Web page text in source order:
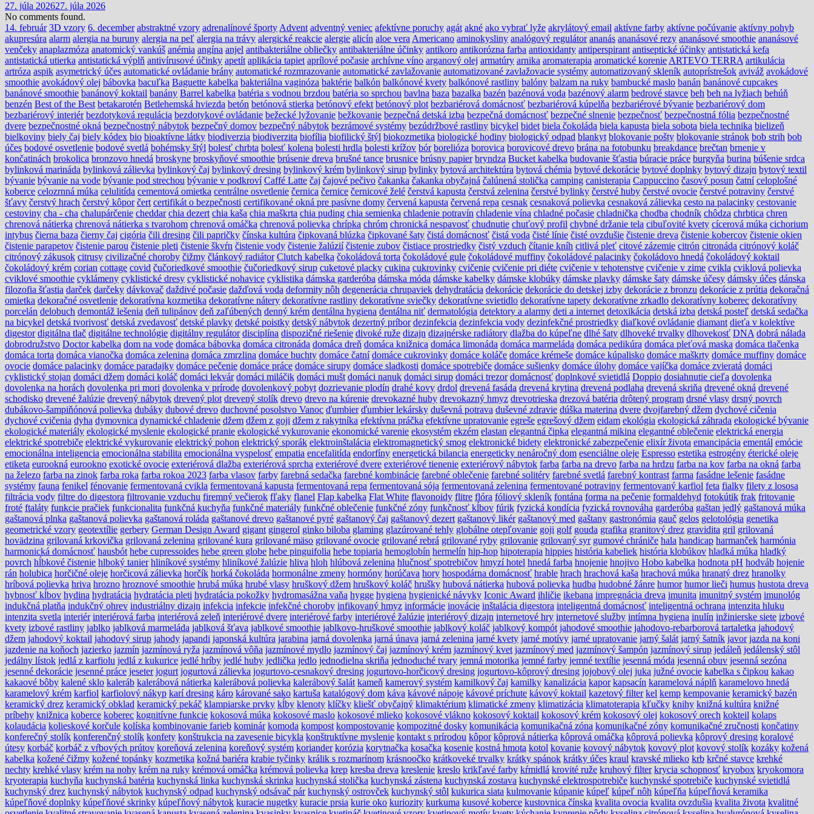
27. júla 202627. júla 2026
No comments found.
14. február 3D vzory 6. december abstraktné vzory adrenalínové športy Advent adventný veniec afektívne poruchy agát akné ako vybrať lyže akrylátový email aktívne farby aktívne počúvanie aktívny pohyb
akupresúra alarm alergia na buruny alergia na peľ alergia na trávy alergické reakcie alergie alicín aloe vera Americano aminokysliny analógový regulátor ananás ananásové rezy ananásové smoothie ananásové
venčeky anaplazmóza anatomický vankúš anémia angína anjel antibakteriálne obliečky antibakteriálne účinky antikoro antikorózna farba antioxidanty antiperspirant antiseptické účinky antistatická kefa
antistatická utierka antistatická výplň antivírusové účinky apetít aplikácia tapiet aprílové počasie archívne víno arganový olej armatúry arnika aromaterapia aromatické korenie ARTEVO TERRA artikulácia
artróza aspik asymetrický účes automatické ovládanie brány automatické rozmrazovanie automatické zavlažovanie automatizované zavlažovacie systémy automatizovaný skleník autoprístrešok aviváž avokádové
smoothie avokádový olej bábovka bacuľka Baguette kabelka bakteriálna vaginóza baktérie balkón balkónové kvety balkónové rastliny balóny balzam na ruky bambucké maslo banán banánové cupcakes
banánové smoothie banánový koktail banány Barrel kabelka batéria s vodnou brzdou batéria so sprchou bavlna baza bazalka bazén bazénová voda bazénový alarm bedrové stavce beh beh na lyžiach behúň
benzén Best of the Best betakarotén Betlehemská hviezda betón betónová stierka betónový efekt betónový plot bezbariérová domácnosť bezbariérová kúpelňa bezbariérové bývanie bezbariérový dom
bezbariérový interiér bezdotyková regulácia bezdotykové ovládanie bežecké lyžovanie bežkovanie bezpečná detská izba bezpečná domácnosť bezpečné slnenie bezpečnosť bezpečnostná fólia bezpečnostné
dvere bezpečnostné okná bezpečnostný nábytok bezpečný domov bezpečný nábytok bezrámové systémy bezúdržbové rastliny bicykel bidet biela čokoláda biela kapusta biela sobota biela technika bielizeň
bielkoviny biely čaj biely kódex bio bioaktívne látky biodiverzia biodiverzita biofília biofilický štýl biokozmetika biologické hodiny biologický odpad blankyt blokovanie pošty blokovanie stránok bob strih bob
účes bodové osvetlenie bodové svetlá bohémsky štýl bolesť chrbta bolesť kolena bolesti hrdla bolesti krížov bór borelióza borovica borovicové drevo brána na fotobunku breakdance brečtan brnenie v
končatinách brokolica bronzovo hnedá broskyne broskyňové smoothie brúsenie dreva brušné tance brusnice brúsny papier bryndza Bucket kabelka budovanie šťastia búracie práce burgyňa burina búšenie srdca
bylinková marináda bylinková zálievka bylinkový čaj bylinkový dresing bylinkový krém bylinkový sirup bylinky bytová architektúra bytová chémia bytové dekorácie bytové doplnky bytový dizajn bytový textil
bývanie bývanie na vode bývanie pod strechou bývanie v podkroví Caffé Latte čaj čajové pečivo čakanka čakanka obyčajná čalúnená stolička camping canisterapia Cappuccino časový posun čatní celoplošné
koberce celozrnná múka celulitída cementová omietka centrálne osvetlenie černica černice černicové želé čerstvá kapusta čerstvá zelenina čerstvé bylinky čerstvé huby čerstvé ovocie čerstvé potraviny čerstvé
šťavy čerstvý hrach čerstvý kôpor čert certifikát o bezpečnosti certifikované okná pre pasívne domy červená kapusta červená repa cesnak cesnaková polievka cesnaková zálievka cesto na palacinky cestovanie
cestoviny cha - cha chalupárčenie cheddar chia dezert chia kaša chia maškrta chia puding chia semienka chladenie potravín chladenie vína chladné počasie chladnička chodba chodník chôdza chrbtica chren
chrenová nátierka chrenová nátierka s tvarohom chrenová omáčka chrenová polievka chrípka chróm chronická nespavosť chudnutie chuťový profil chybné držanie tela cibuľovité kvety cícerová múka cichorium
intybus čierna baza čierny čaj cigória čili dresing čili papričky čínska kultúra čipkovaná blúzka čipkované šaty čistá domácnosť čistá voda čisté línie čisté ovzdušie čistenie dreva čistenie kobercov čistenie okien
čistenie parapetov čistenie parou čistenie pleti čistenie škvŕn čistenie vody čistenie žalúzií čistenie zubov čistiace prostriedky čistý vzduch čítanie kníh citlivá pleť citové zázemie citrón citronáda citrónový koláč
citrónový zákusok citrusy civilizačné choroby čižmy článkový radiátor Clutch kabelka čokoládová torta čokoládové gule čokoládové muffiny čokoládové palacinky čokoládovo hnedá čokoládový koktail
čokoládový krém corian cottage covid čučoriedkové smoothie čučoriedkový sirup cuketové placky cukina cukrovinky cvičenie cvičenie pri diéte cvičenie v tehotenstve cvičenie v zime cvikla cviklová polievka
cviklové smoothie cyklámeny cyklistické dresy cyklistické nohavice cyklistika dámska garderóba dámska móda dámske kabelky dámske klobúky dámske plavky dámske šaty dámske účesy dámsky účes dánska
filozofia šťastia darček darčeky dávkovač daždivé počasie dažďová voda deformity nôh degenerácia chrupaviek dehydratácia dekorácie dekorácie do detskej izby dekorácie z bronzu dekorácie z prútia dekoračná
omietka dekoračné osvetlenie dekoratívna kozmetika dekoratívne nátery dekoratívne rastliny dekoratívne sviečky dekoratívne svietidlo dekoratívne tapety dekoratívne zrkadlo dekoratívny koberec dekoratívny
porcelán delobuch demontáž lešenia deň tulipánov deň zaľúbených denný krém dentálna hygiena dentálna niť dermatológia detektory a alarmy deti a internet detoxikácia detská izba detská posteľ detská sedačka
na bicykel detská tvorivosť detská zvedavosť detské plavky detské poistky detský nábytok dezertný príbor dezinfekcia dezinfekcia vody dezinfekčné prostriedky diaľkové ovládanie diamant dieťa v kolektíve
digestor digitálna tlač digitálne technológie digitálny regulátor disciplína dispozičné riešenie divoké ruže dizajn dizajnérske radiátory dlažba do kúpeľne dlhé šaty dlhoveké trvalky dlhovekosť DNA dobrá nálada
dobrodružstvo Doctor kabelka dom na vode domáca bábovka domáca citronáda domáca dreň domáca knižnica domáca limonáda domáca marmeláda domáca pedikúra domáca pleťová maska domáca tlačenka
domáca torta domáca vianočka domáca zelenina domáca zmrzlina domáce buchty domáce čatní domáce cukrovinky domáce koláče domáce krémeše domáce kúpalisko domáce maškrty domáce muffiny domáce
ovocie domáce palacinky domáce paradajky domáce pečenie domáce práce domáce sirupy domáce sladkosti domáce spotrebiče domáce sušienky domáce úlohy domáce vajíčka domáce zvieratá domáci
cyklistický stojan domáci džem domáci koláč domáci lekvár domáci miláčik domáci mušt domáci nanuk domáci sirup domáci trezor domácnosť doplnkové svietidlá Doppio dosiahnutie cieľa dovolenka
dovolenka na horách dovolenka pri mori dovolenka v prírode dovolenkový pobyt dozrievanie plodín drahé kovy drdol drevená fasáda drevená krytina drevená podlaha drevená skriňa drevené okná drevené
schodisko drevené žalúzie drevený nábytok drevený plot drevený stolík drevo drevo na kúrenie drevokazné huby drevokazný hmyz drevotrieska drezová batéria drôtený program drsné vlasy drsný povrch
dubákovo-šampiňónová polievka dubáky dubové drevo duchovné posolstvo Vanoc ďumbier ďumbier lekársky duševná potrava duševné zdravie dúška materina dvere dvojfarebný džem dychové cičenia
dychové cvičenia dyha dymovnica dynamické chladenie džem džem z goji džem z rakytníka efektívna práčka efektívne upratovanie egreše egrešový džem eidam ekológia ekologická záhrada ekologické bývanie
ekologické materiály ekologické myslenie ekologické pranie ekologické vykurovanie ekonomické varenie ekosystém ekzém elastan elegantná čipka elegantná mikina elegantné oblečenie elektrická energia
elektrické spotrebiče elektrické vykurovanie elektrický pohon elektrický sporák elektroinštalácia elektromagnetický smog elektronické bidety elektronické zabezpečenie elixír života emancipácia ementál emócie
emocionálna inteligencia emocionálna stabilita emocionálna vyspelosť empatia encefalitída endorfíny energetická bilancia energeticky nenáročný dom esenciálne oleje Espresso estetika estrogény éterické oleje
etiketa eurookná eurookno exotické ovocie exteriérová dlažba exteriérová sprcha exteriérové dvere exteriérové tienenie exteriérový nábytok farba farba na drevo farba na hrdzu farba na kov farba na okná farba
na železo farba na zinok farba roka farba rokoa 2023 farba vlasov farby farebná sedačka farebné kombinácie farebné oblečenie farebné solitéry farebné svetlá farebný kontrast farma fasádne lešenie fasádne
systémy fauna fenikel fénovanie fermentovaná cvikla fermentovaná kapusta fermentovaná repa fermentovaná sója fermentovaná zelenina fermentované potraviny fermentovaný karfiol feta fialky filety z lososa
filtrácia vody filtre do digestora filtrovanie vzduchu firemný večierok fľaky flanel Flap kabelka Flat White flavonoidy flitre flóra fóliový skleník fontána forma na pečenie formaldehyd fotokútik frak fritovanie
froté ftaláty funkcie pračiek funkcionalita funkčná kuchyňa funkčné materiály funkčné oblečenie funkčné zóny funkčnosť kĺbov fúrik fyzická kondícia fyzická rovnováha garderóba gaštan jedlý gaštanová múka
gaštanová plnka gaštanová polievka gaštanová roláda gaštanové drevo gaštanové pyré gaštanový čaj gaštanový dezert gaštanový likér gaštanový med gaštany gastronómia gauč gelos gelotológia genetika
geometrické vzory geotextílie gerbery German Design Award gigant gingerol ginko biloba glaming glazúrované tehly globálne otepľovanie goji golf gouda grafika granitový drez gravidita gril grilovaná
hovädzina grilovaná krkovička grilovaná zelenina grilované kura grilované mäso grilované ovocie grilované rebrá grilované ryby grilovanie grilovaný syr gumové chrániče hala handicap harmanček harmónia
harmonická domácnosť hausbót hebe cupressoides hebe green globe hebe pinguifolia hebe topiaria hemoglobín hermelín hip-hop hipoterapia hippies história kabeliek história klobúkov hladká múka hladký
povrch hĺbkové čistenie hlboký tanier hliníkové systémy hliníkové žalúzie hliva hloh hlúbová zelenina hlučnosť spotrebičov hmyzí hotel hnedá farba hnojenie hnojivo Hobo kabelka hodnota pH hodváb hojenie
rán holubica horčičné oleje horčicová zálievka horčík horká čokoláda hormonálne zmeny hormóny horúčava hory hospodárna domácnosť hrable hrach hrachová kaša hrachová múka hranatý drez hranolky
hríbová polievka hriva hrozno hroznové smoothie hrubá múka hrubé vlasy hruškový džem hruškový koláč hrušky hubová nátierka hubová polievka hudba hudobné žánre humor humor lieči humus hustota dreva
hybnosť kĺbov hydina hydratácia hydratácia pleti hydratácia pokožky hydromasážna vaňa hygge hygiena hygienické návyky Iconic Award ihličie ikebana impregnácia dreva imunita imunitný systém imunológ
indukčná platňa indukčný ohrev industriálny dizajn infekcia infekcie infekčné choroby infikovaný hmyz informácie inovácie inštalácia digestora inteligentná domácnosť inteligentná ochrana intenzita hluku
intenzita svetla interiér interiérová farba interiérová zeleň interiérové dvere interiérové farby interiérové žalúzie interiérový dizajn internetové hry internetové služby intímna hygiena inulín inžinierske siete izbové
kvety izbové rastliny jablko jablková marmeláda jablková šťava jablkové smoothie jablkovo-hruškové smoothie jablkový koláč jablkový kompót jahodové smoothie jahodovo-rebarborová tartaletka jahodový
džem jahodový koktail jahodový sirup jahody japandi japonská kultúra jarabina jarná dovolenka jarná únava jarná zelenina jarné kvety jarné motívy jarné upratovanie jarný šalát jarný šatník javor jazda na koni
jazdenie na koňoch jazierko jazmín jazmínová ryža jazmínová vôňa jazmínové mydlo jazmínový čaj jazmínový krém jazmínový kvet jazmínový med jazmínový šampón jazmínový sirup jedáleň jedálenský stôl
jedálny lístok jedlá z karfiolu jedlá z kukurice jedlé hríby jedlé huby jedlička jedlo jednodielna skriňa jednoduché tvary jemná motorika jemné farby jemné textílie jesenná móda jesenná obuv jesenná sezóna
jesenné dekorácie jesenné práce jeseter jogurt jogurtová zálievka jogurtovo-cesnakový dresing jogurtovo-horčicový dresing jogurtovo-kôprový dresing jojobový olej juka južné ovocie kabelka s čipkou kakao
kakaové bôby kalené sklo kaleráb kalerábová nátierka kalerábová polievka kalerábový šalát kameň kamerový systém kamilkový čaj kamilky kanalizácia kapor kapsacín karamelová náplň karamelovo hnedá
karamelový krém karfiol karfiolový nákyp karí dresing káro kárované sako kartuša katalógový dom káva kávové nápoje kávové príchute kávový koktail kazetový filter kel kemp kempovanie keramický bazén
keramický drez keramický obklad keramický pekáč klampiarske prvky kĺby klenoty klíčky kliešť obyčajný klimaktérium klimatické zmeny klimatizácia klimatoterapia kľučky knihy knižná kultúra knižné
príbehy knižnica koberce koberec kognitívne funkcie kokosová múka kokosové maslo kokosové mlieko kokosové vlákno kokosový koktail kokosový krém kokosový olej kokosový orech kokteil kolaps
kolaudácia kolieskové korčule kolíska kombinovanie farieb kominár komoda kompost kompostovanie kompozitné dosky komunikácia komunikačná zóna komunikačné zóny komunikačné zručnosti končatiny
konferečný stolík konferenčný stolík konfety konštrukcia na zavesenie bicykla konštruktívne myslenie kontakt s prírodou kôpor kôprová nátierka kôprová omáčka kôprová polievka kôprový dresing koralové
útesy korbáč korbáč z vŕbových prútov koreňová zelenina koreňový systém koriander korózia korytnačka kosačka kosenie kostná hmota kotol kovanie kovový nábytok kovový plot kovový stolík kozáky kožená
kabelka kožené čižmy kožené topánky kozmetika kožná bariéra krabie tyčinky králik s rozmarínom krásnoočko krátkoveké trvalky krátky spánok krátky účes kraul kravské mlieko krb krčné stavce krehké
nechty krehké vlasy krém na nohy krém na ruky krémová omáčka krémová polievka krep kresba dreva kreslenie kreslo krikľavé farby kŕmidlá krovité ruže kruhový filter krycia schopnosť kryobox kryokomora
kryoterapia kuchyňa kuchynská batéria kuchynská linka kuchynská skrinka kuchynská stolička kuchynská zástena kuchynská zostava kuchynské elektrospotrebiče kuchynské spotrebiče kuchynské svietidlá
kuchynský drez kuchynský nábytok kuchynský odpad kuchynský odsávač pár kuchynský ostrovček kuchynský stôl kukurica siata kulmovanie kúpanie kúpeľ kúpeľ nôh kúpeľňa kúpeľňová keramika
kúpeľňové doplnky kúpeľňové skrinky kúpeľňový nábytok kuracie nugetky kuracie prsia kurie oko kuriozity kurkuma kusové koberce kustovnica čínska kvalita ovocia kvalita ovzdušia kvalita života kvalitné